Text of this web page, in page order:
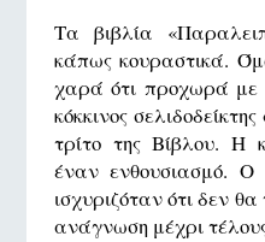
Τα βιβλία
κάπως κουραστικά.
χαρά ότι προχωρά με
κόκκινος
τρίτο της Βίβλου. Η
έναν ενθουσιασμό. Ο
ισχυριζόταν ότι δεν
ανάγνωση μέχρι